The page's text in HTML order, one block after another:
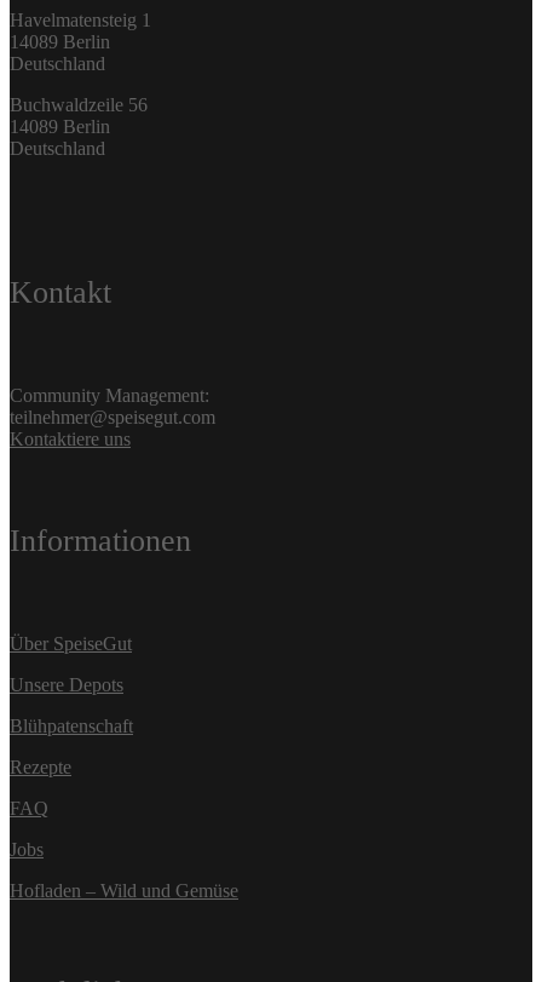
Havelmatensteig 1
14089 Berlin
Deutschland
Buchwaldzeile 56
14089 Berlin
Deutschland
Kontakt
Community Management:
teilnehmer@speisegut.com
Kontaktiere uns
Informationen
Über SpeiseGut
Unsere Depots
Blühpatenschaft
Rezepte
FAQ
Jobs
Hofladen – Wild und Gemüse